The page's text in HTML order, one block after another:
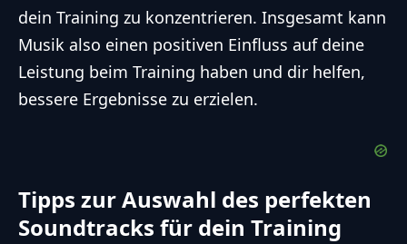
dein Training zu konzentrieren. Insgesamt kann
Musik also einen positiven Einfluss auf deine
Leistung beim Training haben und dir helfen,
bessere Ergebnisse zu erzielen.
Tipps zur Auswahl des perfekten
Soundtracks für dein Training